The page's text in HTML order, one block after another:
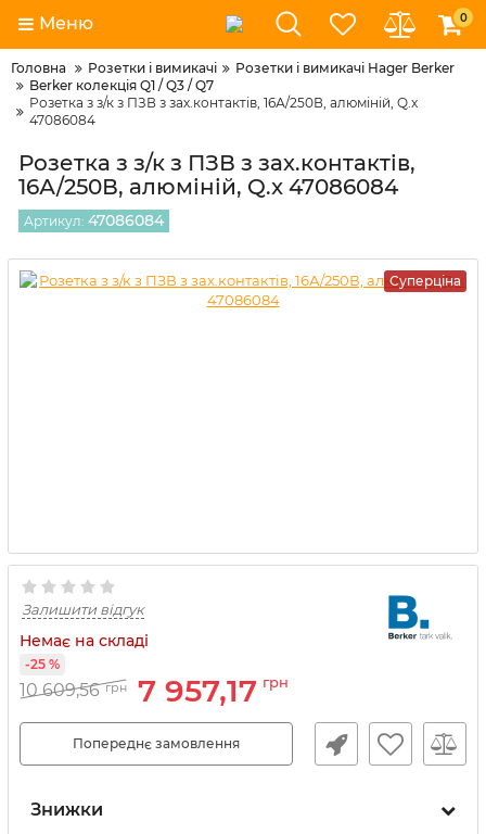
Меню 0
Головна Розетки і вимикачі
Розетки і вимикачі Hager Berker
Berker колекція Q1 / Q3 / Q7
Розетка з з/к з ПЗВ з зах.контактів, 16А/250В, алюміній, Q.x
47086084
Розетка з з/к з ПЗВ з зах.контактів,
16А/250В, алюміній, Q.x 47086084
Артикул: 47086084
Суперціна
Залишити відгук
Немає на складі
10 609,56 грн 7 957,17 грн
-25 %
Попереднє замовлення
Знижки